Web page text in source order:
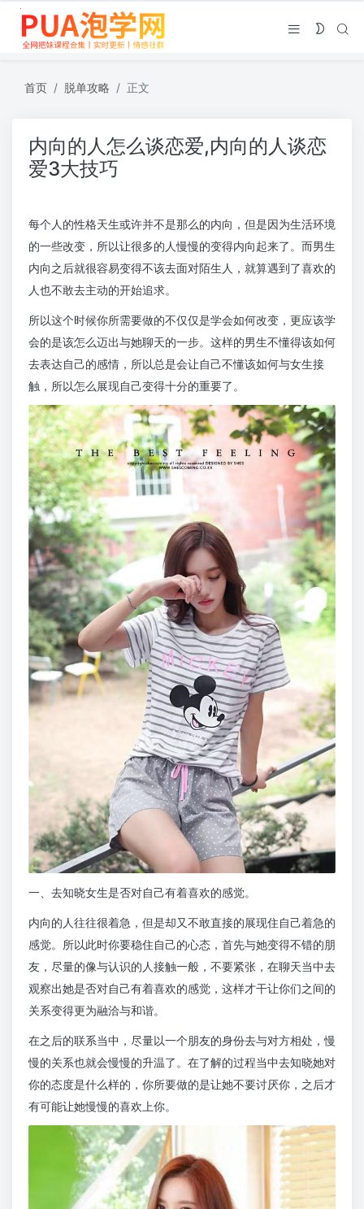
首页 脱单攻略 正文
内向的人怎么谈恋爱,内向的人谈恋
爱3大技巧
每个人的性格天生或许并不是那么的内向，但是因为生活环境
的一些改变，所以让很多的人慢慢的变得内向起来了。而男生
内向之后就很容易变得不该去面对陌生人，就算遇到了喜欢的
人也不敢去主动的开始追求。
所以这个时候你所需要做的不仅仅是学会如何改变，更应该学
会的是该怎么迈出与她聊天的一步。这样的男生不懂得该如何
去表达自己的感情，所以总是会让自己不懂该如何与女生接
触，所以怎么展现自己变得十分的重要了。
一、去知晓女生是否对自己有着喜欢的感觉。
内向的人往往很着急，但是却又不敢直接的展现住自己着急的
感觉。所以此时你要稳住自己的心态，首先与她变得不错的朋
友，尽量的像与认识的人接触一般，不要紧张，在聊天当中去
观察出她是否对自己有着喜欢的感觉，这样才干让你们之间的
关系变得更为融洽与和谐。
在之后的联系当中，尽量以一个朋友的身份去与对方相处，慢
慢的关系也就会慢慢的升温了。在了解的过程当中去知晓她对
你的态度是什么样的，你所要做的是让她不要讨厌你，之后才
有可能让她慢慢的喜欢上你。